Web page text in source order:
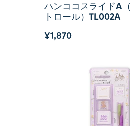
ハンココスライドA
トロール）TL002A
¥1,870